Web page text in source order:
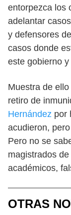
entorpezca los
adelantar
y defensores
casos donde
este gobierno
Muestra de
retiro de
Hernández por
acudieron,
Pero no se
magistrados
académicos,
OTRAS